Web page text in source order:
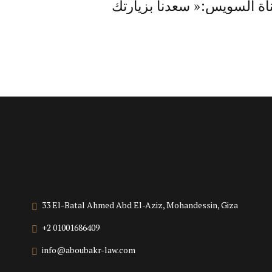
السويس:« سعدنا بزيارتك
33 El-Batal Ahmed Abd El-Aziz, Mohandessin, Giza
+2 01001686409
info@aboubakr-law.com